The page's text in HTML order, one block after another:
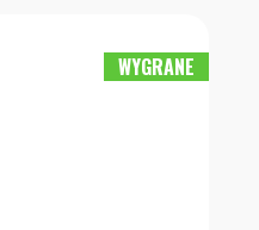
WYGRANE